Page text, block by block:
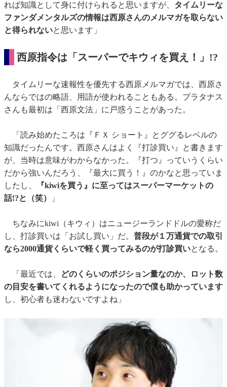
れば知識として身に付けられると思いますが、 タイムリーな
ファンダメンタルズの情報は西原さんのメルマガを取らない
と得られないと思います」
西原指令は「スーパーでキウィを買え！」!?
タイムリーな速報性を優先する西原メルマガでは、西原さ
んならではの略語、用語が使われることもある。プラタナス
さんも最初は「西原文法」に戸惑うことがあった。
「読み始めたころは『ＦＸ ショート』とググるレベルの
知識だったんです。西原さんはよく『打診買い』と書きます
が、当時は意味がわからなかった。『打つ』っていうくらい
だから強いんだろう、『最大に買う！』のかなと思っていま
したし、
『kiwiを買う』に至ってはスーパーマーケットの
話!?と（笑）
」
ちなみにkiwi（キウィ）はニュージーランドドルの愛称だ
し、打診買いは「お試し買い」だ。 普段が１万通貨での取引
なら2000通貨くらいで軽く買ってみるのが打診買いとなる。
「最近では、
どのくらいのポジション量なのか、ロット数
の目安を書いてくれるようになったので僕も助かっています
し、初心者も迷わないですよね」